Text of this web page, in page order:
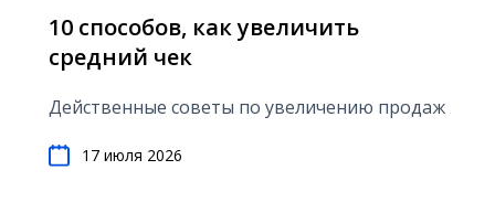
10 способов, как увеличить
средний чек
Действенные советы по увеличению продаж
17 июля 2026